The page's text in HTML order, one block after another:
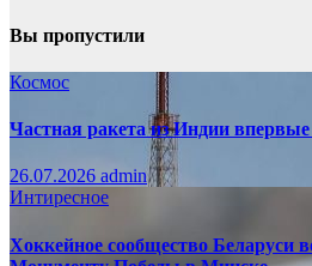
Вы пропустили
Космос
Частная ракета из Индии
26.07.2026 admin
Интиресное
Хоккейное сообщество Беларуси